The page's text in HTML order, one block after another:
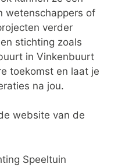
wetenschappers of
verder
stichting zoals
in Vinkenbuurt
toekomst en laat je
na jou.
website van de
Speeltuin